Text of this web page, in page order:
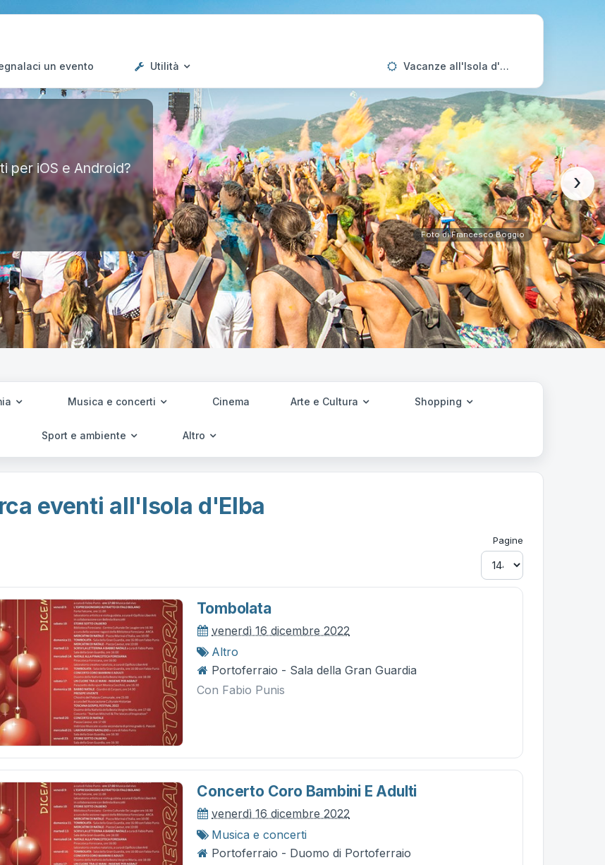
un evento Utilità Vacanze all'Isola d'Elba
per iOS e Android?
Foto di Francesco Boggio
›
Musica e concerti Cinema Arte e Cultura Shopping
Sport e ambiente Altro
eventi all'Isola d'Elba
Pagine
Tombolata
venerdì 16 dicembre 2022
Altro
Portoferraio - Sala della Gran Guardia
Con Fabio Punis
Concerto Coro Bambini E Adulti
venerdì 16 dicembre 2022
Musica e concerti
Portoferraio - Duomo di Portoferraio